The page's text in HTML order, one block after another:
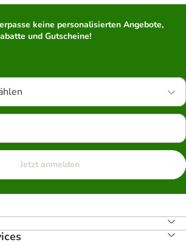
keine personalisierten Angebote,
und Gutscheine!
Jetzt anmelden